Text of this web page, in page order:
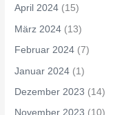
April 2024 (15)
März 2024 (13)
Februar 2024 (7)
Januar 2024 (1)
Dezember 2023 (14)
November 2023 (10)